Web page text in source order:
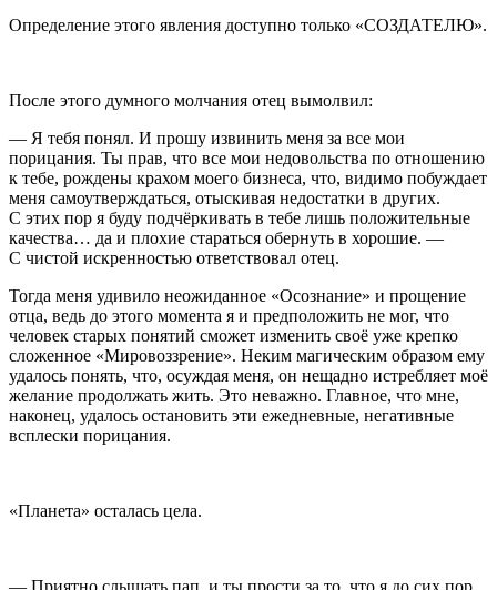
Определение этого явления доступно только «СОЗДАТЕЛЮ».
После этого думного молчания отец вымолвил:
— Я тебя понял. И прошу извинить меня за все мои
порицания. Ты прав, что все мои недовольства по отношению
к тебе, рождены крахом моего бизнеса, что, видимо побуждает
меня самоутверждаться, отыскивая недостатки в других.
С этих пор я буду подчёркивать в тебе лишь положительные
качества… да и плохие стараться обернуть в хорошие. —
С чистой искренностью ответствовал отец.
Тогда меня удивило неожиданное «Осознание» и прощение
отца, ведь до этого момента я и предположить не мог, что
человек старых понятий сможет изменить своё уже крепко
сложенное «Мировоззрение». Неким магическим образом ему
удалось понять, что, осуждая меня, он нещадно истребляет моё
желание продолжать жить. Это неважно. Главное, что мне,
наконец, удалось остановить эти ежедневные, негативные
всплески порицания.
«Планета» осталась цела.
— Приятно слышать пап, и ты прости за то, что я до сих пор